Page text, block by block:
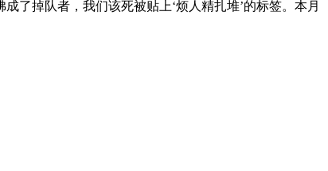
了掉队者，我们该死被贴上‘烦人精扎堆’的标签。本月